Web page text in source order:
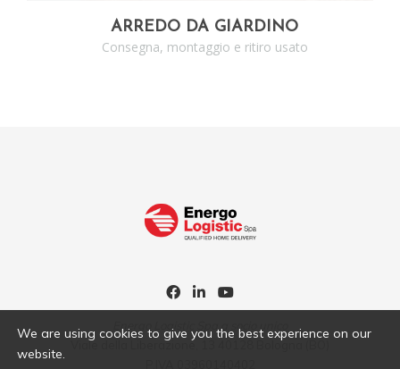
ARREDO DA GIARDINO
Consegna, montaggio e ritiro usato
Energo Logistic Spa a socio unico
Viale della Liberazione, 13 40128 Bologna (BO)
We are using cookies to give you the best experience on our
website.